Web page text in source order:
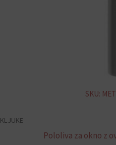
SKU:
KLJUKE
Pololiva za okno z